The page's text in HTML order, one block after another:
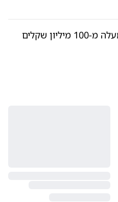
במסגרת החלטה זו יוקצו למעלה מ-100 מיליון שקלים